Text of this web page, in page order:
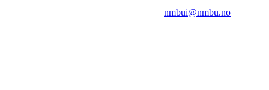
nmbui@nmbu.no